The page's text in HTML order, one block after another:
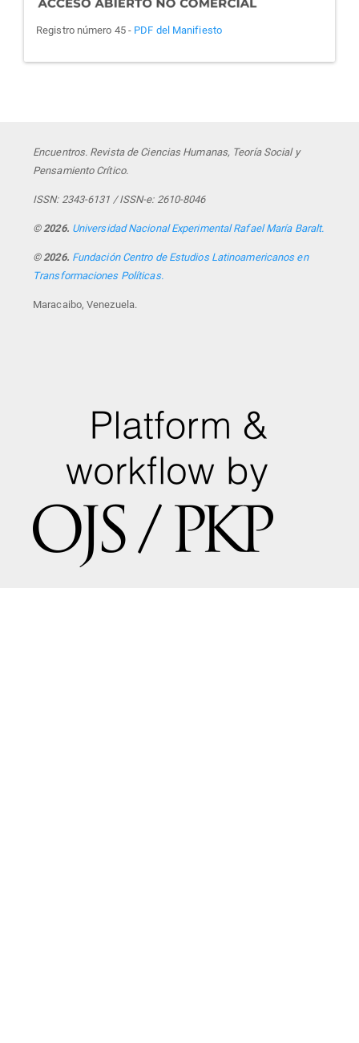
Registro número 45 - PDF del Manifiesto
Encuentros. Revista de Ciencias Humanas, Teoría Social y
Pensamiento Crítico.
ISSN: 2343-6131 / ISSN-e: 2610-8046
© 2026. Universidad Nacional Experimental Rafael María Baralt.
© 2026. Fundación Centro de Estudios Latinoamericanos en
Transformaciones Políticas.
Maracaibo, Venezuela.